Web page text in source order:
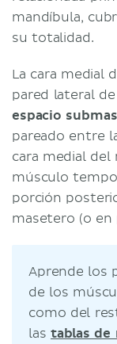
mandíbula,
su totalidad.
La cara medial
pared lateral
espacio
pareado entre
cara medial
músculo
porción
masetero (o en
Aprende los
de los
como del
las tablas de